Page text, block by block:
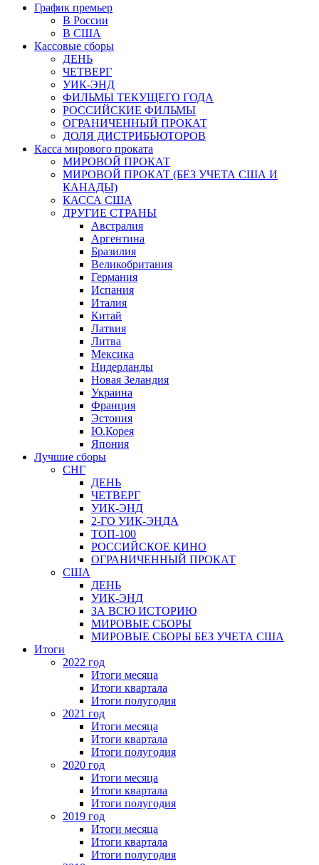
График премьер
В России
В США
Кассовые сборы
ДЕНЬ
ЧЕТВЕРГ
УИК-ЭНД
ФИЛЬМЫ ТЕКУЩЕГО ГОДА
РОССИЙСКИЕ ФИЛЬМЫ
ОГРАНИЧЕННЫЙ ПРОКАТ
ДОЛЯ ДИСТРИБЬЮТОРОВ
Касса мирового проката
МИРОВОЙ ПРОКАТ
МИРОВОЙ ПРОКАТ (БЕЗ УЧЕТА США И
КАНАДЫ)
КАССА США
ДРУГИЕ СТРАНЫ
Австралия
Аргентина
Бразилия
Великобритания
Германия
Испания
Италия
Китай
Латвия
Литва
Мексика
Нидерланды
Новая Зеландия
Украина
Франция
Эстония
Ю.Корея
Япония
Лучшие сборы
СНГ
ДЕНЬ
ЧЕТВЕРГ
УИК-ЭНД
2-ГО УИК-ЭНДА
ТОП-100
РОССИЙСКОЕ КИНО
ОГРАНИЧЕННЫЙ ПРОКАТ
США
ДЕНЬ
УИК-ЭНД
ЗА ВСЮ ИСТОРИЮ
МИРОВЫЕ СБОРЫ
МИРОВЫЕ СБОРЫ БЕЗ УЧЕТА США
Итоги
2022 год
Итоги месяца
Итоги квартала
Итоги полугодия
2021 год
Итоги месяца
Итоги квартала
Итоги полугодия
2020 год
Итоги месяца
Итоги квартала
Итоги полугодия
2019 год
Итоги месяца
Итоги квартала
Итоги полугодия